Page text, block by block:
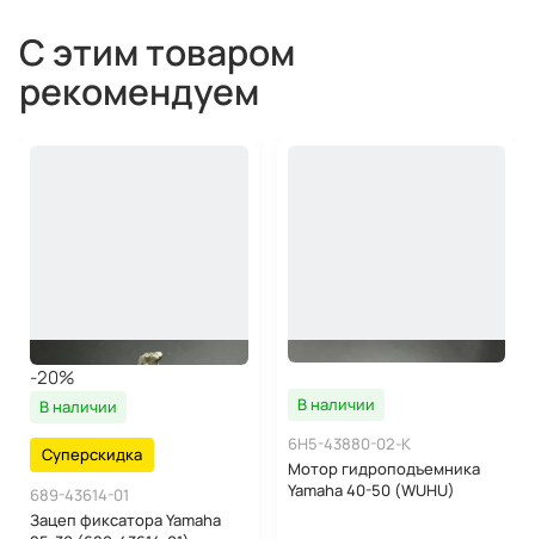
С этим товаром
рекомендуем
-20%
В наличии
Суперскидка
689-43614-01
Зацеп фиксатора Yamaha
В наличии
6H5-43880-02-K
Мотор гидроподъемника
Yamaha 40-50 (WUHU)